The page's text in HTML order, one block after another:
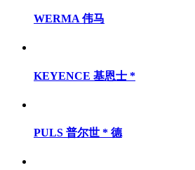
WERMA 伟马
KEYENCE 基恩士 *
PULS 普尔世 * 德